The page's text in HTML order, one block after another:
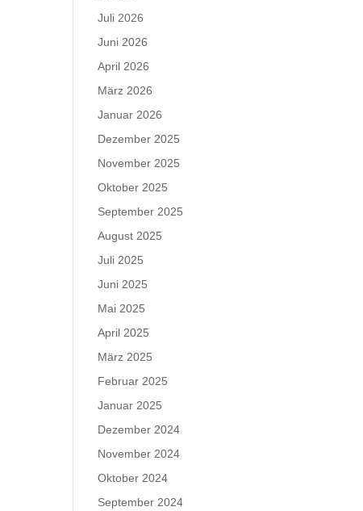
Juli 2026
Juni 2026
April 2026
März 2026
Januar 2026
Dezember 2025
November 2025
Oktober 2025
September 2025
August 2025
Juli 2025
Juni 2025
Mai 2025
April 2025
März 2025
Februar 2025
Januar 2025
Dezember 2024
November 2024
Oktober 2024
September 2024